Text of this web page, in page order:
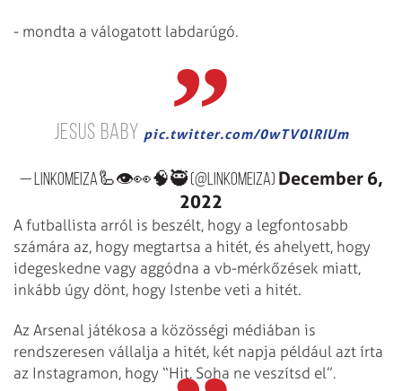
- mondta a válogatott labdarúgó.
Jesus baby pic.twitter.com/0wTV0lRIUm
— Linkomeiza🦾👁👀🧠🥷 (@linkomeiza) December 6,
2022
A futballista arról is beszélt, hogy a legfontosabb
számára az, hogy megtartsa a hitét, és ahelyett, hogy
idegeskedne vagy aggódna a vb-mérkőzések miatt,
inkább úgy dönt, hogy Istenbe veti a hitét.
Az Arsenal játékosa a közösségi médiában is
rendszeresen vállalja a hitét, két napja például azt írta
az Instagramon, hogy “Hit. Soha ne veszítsd el”.